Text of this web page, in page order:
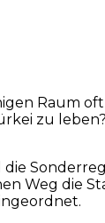
Raum
zu
die
Weg die